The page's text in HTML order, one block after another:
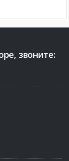
звоните: